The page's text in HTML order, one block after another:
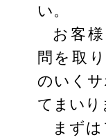
い。
お客
問を取
のいく
てまいり
まず